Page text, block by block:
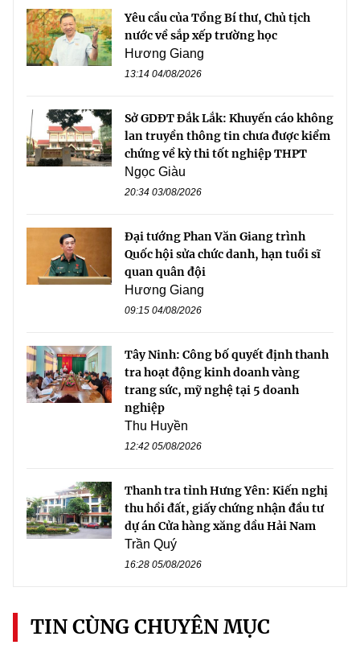
Yêu cầu của Tổng Bí thư, Chủ tịch
nước về sắp xếp trường học
Hương Giang
13:14 04/08/2026
Sở GDĐT Đắk Lắk: Khuyến cáo không
lan truyền thông tin chưa được kiểm
chứng về kỳ thi tốt nghiệp THPT
Ngọc Giàu
20:34 03/08/2026
Đại tướng Phan Văn Giang trình
Quốc hội sửa chức danh, hạn tuổi sĩ
quan quân đội
Hương Giang
09:15 04/08/2026
Tây Ninh: Công bố quyết định thanh
tra hoạt động kinh doanh vàng
trang sức, mỹ nghệ tại 5 doanh
nghiệp
Thu Huyền
12:42 05/08/2026
Thanh tra tỉnh Hưng Yên: Kiến nghị
thu hồi đất, giấy chứng nhận đầu tư
dự án Cửa hàng xăng dầu Hải Nam
Trần Quý
16:28 05/08/2026
TIN CÙNG CHUYÊN MỤC